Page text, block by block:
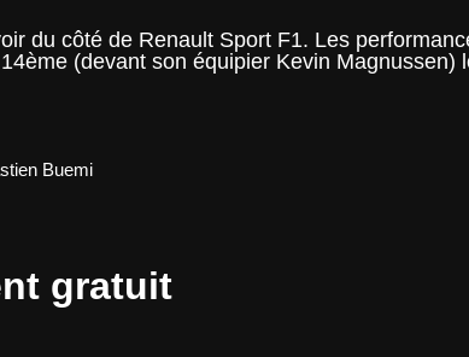
du côté de Renault Sport F1. Les
(devant son équipier Kevin
Buemi
gratuit